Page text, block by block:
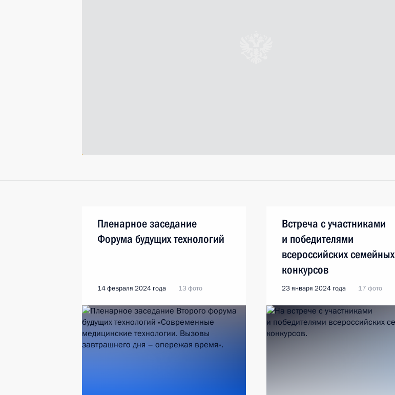
Пленарное заседание
Форума будущих технологий
14 февраля 2024 года 13 фото
Встреча с участниками
и победителями
всероссийских семейных
конкурсов
23 января 2024 года 17 фото